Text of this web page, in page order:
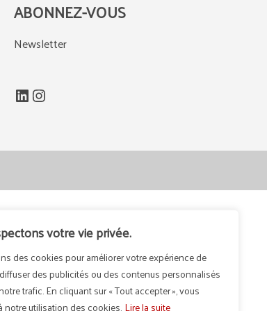
votre vie privée.
des cookies pour améliorer votre expérience de
des publicités ou des contenus personnalisés
trafic. En cliquant sur « Tout accepter », vous
notre utilisation des cookies. Lire la suite
ABONNEZ-VOUS
Newsletter
LinkedIn
Instagram